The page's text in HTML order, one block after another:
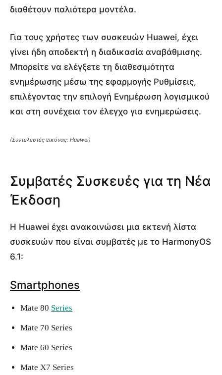
διαθέτουν παλιότερα μοντέλα.
Για τους χρήστες των συσκευών Huawei, έχει
γίνει ήδη αποδεκτή η διαδικασία αναβάθμισης.
Μπορείτε να ελέγξετε τη διαθεσιμότητα
ενημέρωσης μέσω της εφαρμογής Ρυθμίσεις,
επιλέγοντας την επιλογή Ενημέρωση λογισμικού
και στη συνέχεια τον έλεγχο για ενημερώσεις.
(Συντελεστές εικόνας: Huawei)
Συμβατές Συσκευές για τη Νέα
Έκδοση
Η Huawei έχει ανακοινώσει μια εκτενή λίστα
συσκευών που είναι συμβατές με το HarmonyOS
6.1:
Smartphones
Mate 80 Series
Mate 70 Series
Mate 60 Series
Mate X7 Series